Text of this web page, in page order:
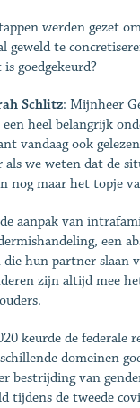
werden gezet
geweld te
goedgekeurd?
Schlitz: Mijnheer
heel belangrijk
vandaag ook
als we weten dat de
nog maar het topje
aanpak van
een
hun partner slaan
zijn altijd mee
keurde de federale
domeinen
bestrijding van
tijdens de tweede